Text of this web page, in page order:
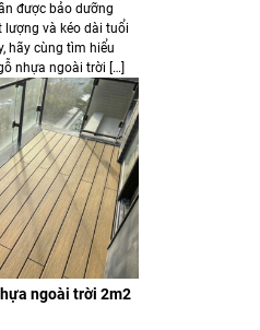
được bảo dưỡng
lượng và kéo dài tuổi
hãy cùng tìm hiểu
nhựa ngoài trời […]
ngoài trời 2m2